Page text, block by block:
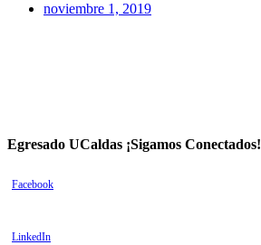
noviembre 1, 2019
Egresado UCaldas ¡Sigamos Conectados!
Facebook
LinkedIn